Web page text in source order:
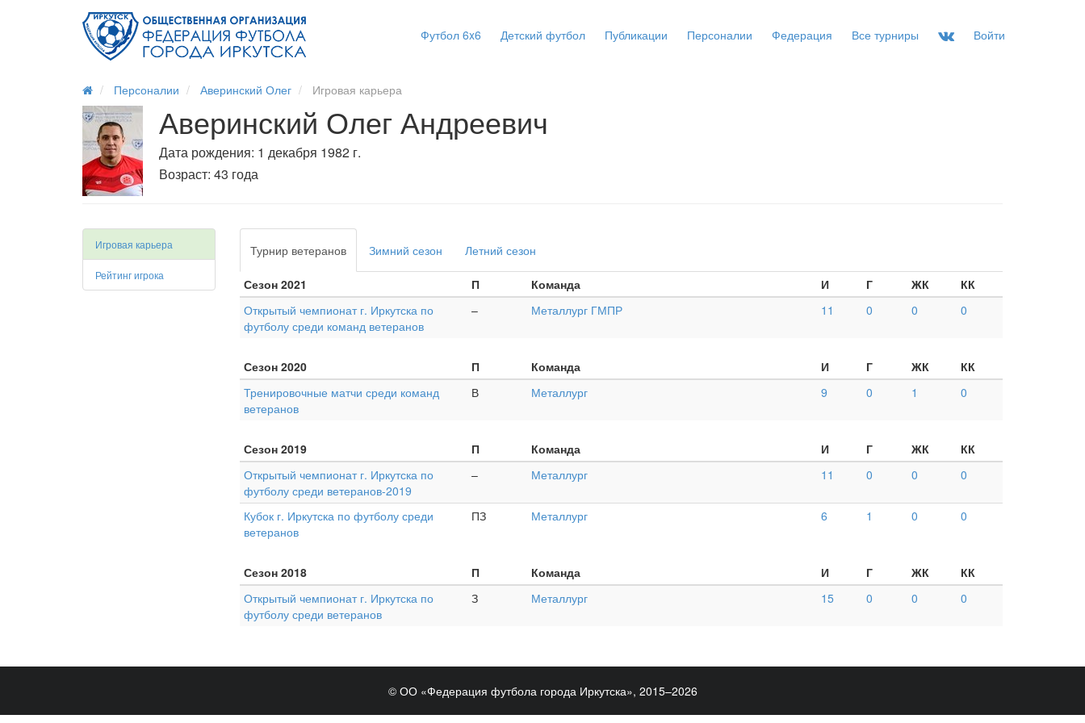
Футбол 6x6 Детский футбол Публикации Персоналии Федерация Все турниры Войти
Персоналии Аверинский Олег Игровая карьера
Аверинский Олег Андреевич
Дата рождения: 1 декабря 1982 г.
Возраст: 43 года
Игровая карьера
Рейтинг игрока
Турнир ветеранов Зимний сезон Летний сезон
Сезон 2021 П Команда И Г ЖК
КК
Открытый чемпионат г. Иркутска по
футболу среди команд ветеранов
– Металлург ГМПР 11 0 0 0
Сезон 2020 П Команда И Г ЖК
КК
Тренировочные матчи среди команд
ветеранов
В Металлург 9 0 1 0
Сезон 2019 П Команда И Г ЖК
КК
Открытый чемпионат г. Иркутска по
футболу среди ветеранов-2019
– Металлург 11 0 0 0
Кубок г. Иркутска по футболу среди
ветеранов
ПЗ Металлург 6 1 0 0
Сезон 2018 П Команда И Г ЖК
КК
Открытый чемпионат г. Иркутска по
футболу среди ветеранов
З Металлург 15 0 0 0
© ОО «Федерация футбола города Иркутска», 2015–2026